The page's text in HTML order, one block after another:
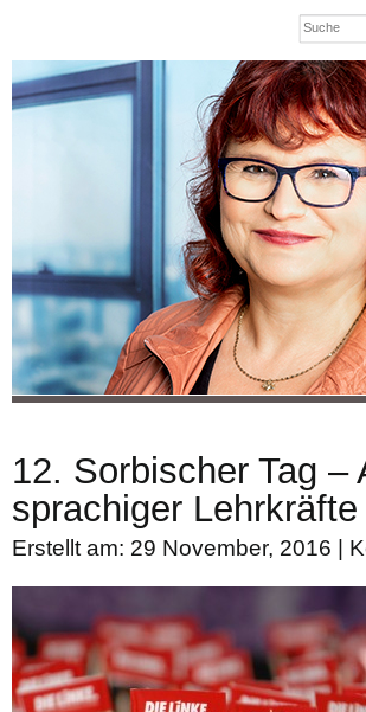
12. Sorbischer Tag
sprachiger Lehrkräfte
Erstellt am: 29 November, 2016 |